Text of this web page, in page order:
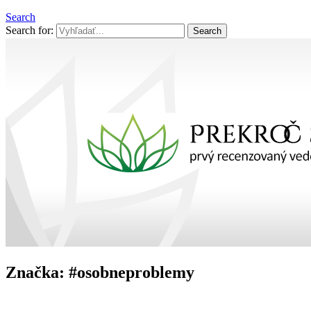
Search
Search for:
Značka: #osobneproblemy